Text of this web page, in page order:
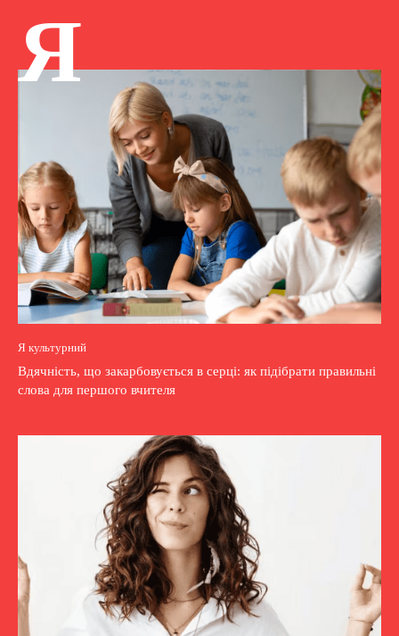
Я
Я культурний
Вдячність, що закарбовується в серці: як підібрати правильні
слова для першого вчителя